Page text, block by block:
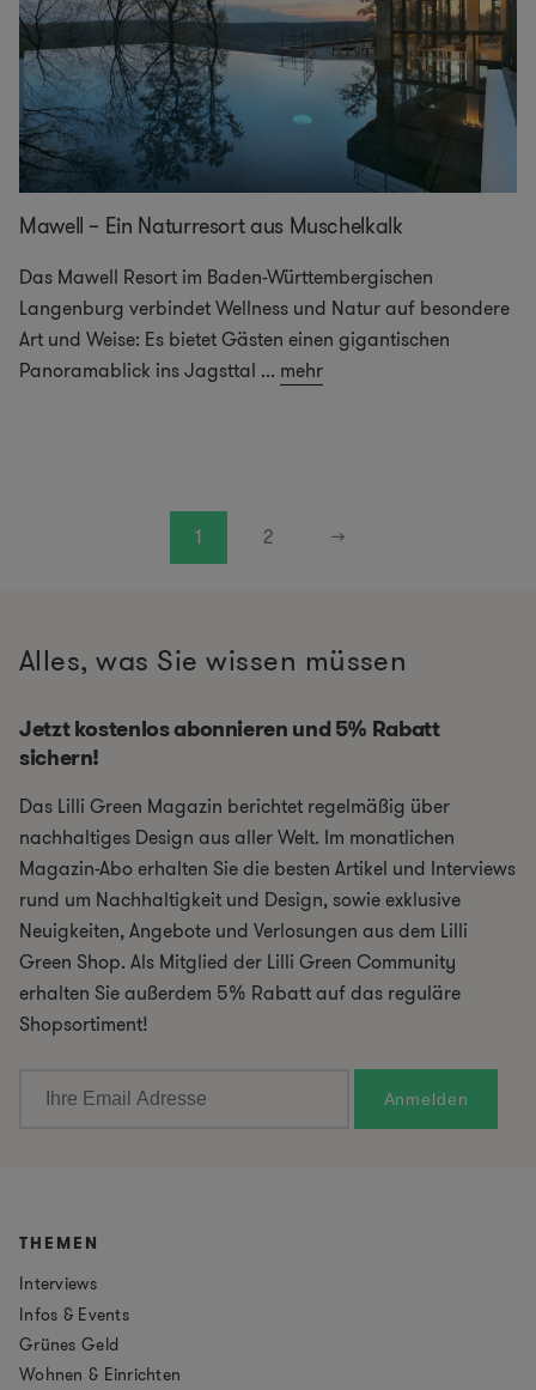
Mawell – Ein Naturresort aus Muschelkalk
Das Mawell Resort im Baden-Württembergischen
Langenburg verbindet Wellness und Natur auf besondere
Art und Weise: Es bietet Gästen einen gigantischen
Panoramablick ins Jagsttal ... mehr
1 2 →
Alles, was Sie wissen müssen
Jetzt kostenlos abonnieren und 5% Rabatt
sichern!
Das Lilli Green Magazin berichtet regelmäßig über
nachhaltiges Design aus aller Welt. Im monatlichen
Magazin-Abo erhalten Sie die besten Artikel und Interviews
rund um Nachhaltigkeit und Design, sowie exklusive
Neuigkeiten, Angebote und Verlosungen aus dem Lilli
Green Shop. Als Mitglied der Lilli Green Community
erhalten Sie außerdem 5% Rabatt auf das reguläre
Shopsortiment!
THEMEN
Interviews
Infos & Events
Grünes Geld
Wohnen & Einrichten